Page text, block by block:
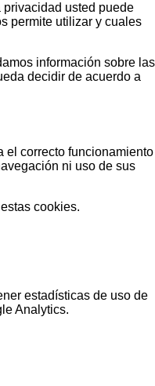
usted puede
permite utilizar y cuales
información sobre las
decidir de acuerdo a
el correcto funcionamiento
ni uso de sus
cookies.
estadísticas de uso de
Analytics.